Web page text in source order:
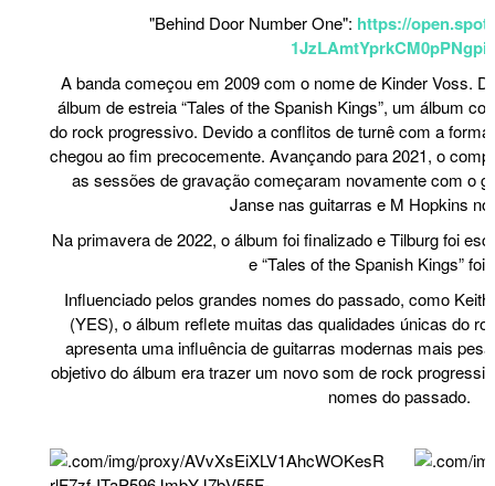
"Behind Door Number One": https://
A banda começou em 2009 com o nome de Kinder Voss.
álbum de estreia “Tales of the Spanish Kings”, um álbum
do rock progressivo. Devido a conflitos de turnê com a
chegou ao fim precocemente. Avançando para 2021, o
as sessões de gravação começaram novamente com o
Janse nas guitarras e M Hopkins
Na primavera de 2022, o álbum foi finalizado e Tilburg foi
e “Tales of the Spanish Kings” foi
Influenciado pelos grandes nomes do passado, como
(YES), o álbum reflete muitas das qualidades únicas do
apresenta uma influência de guitarras modernas mais
objetivo do álbum era trazer um novo som de rock
nomes do passado.